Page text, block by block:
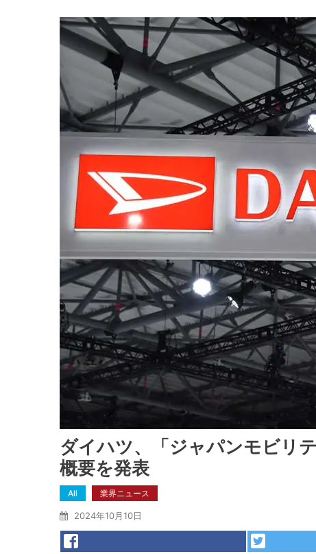
ダイハツ、「ジャパンモビリ
概要を発表
All 業界ニュース
2024年10月10日